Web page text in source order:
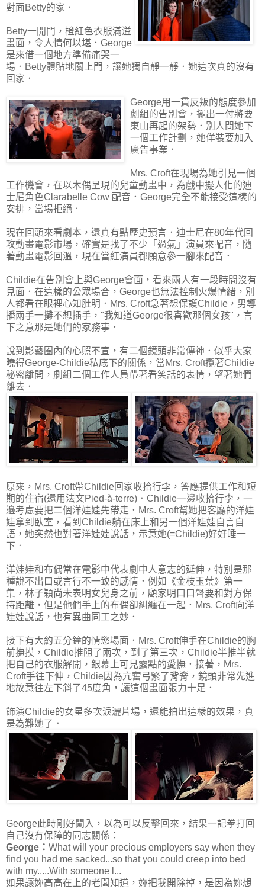
對面Betty的家．
Betty一開門，橙紅色衣服滿溢
畫面，令人情何以堪．George
是來借一個地方準備痛哭一
場．Betty體貼地關上門，讓她獨自靜一靜．她這次真的沒有
回家．
George用一貫反叛的態度參加
劇組的告別會，擺出一付將要
東山再起的架勢．別人問她下
一個工作計劃，她佯裝要加入
廣告事業．
Mrs. Croft在現場為她引見一個
工作機會，在以木偶呈現的兒童動畫中，為戲中擬人化的迪
士尼角色Clarabelle Cow 配音．George完全不能接受這樣的
安排，當場拒絕．
現在回頭來看劇本，還真有點歷史預言．迪士尼在80年代回
攻動畫電影市場，確實是找了不少「過氣」演員來配音，隨
著動畫電影回溫，現在當紅演員都願意參一腳來配音．
Childie在告別會上與George會面，看來兩人有一段時間沒有
見面．在這樣的公眾場合，George也無法控制火爆情緒，別
人都看在眼裡心知肚明．Mrs. Croft急著想保護Childie，男導
播兩手一攤不想插手，"我知道George很喜歡那個女孩"，言
下之意那是她們的家務事．
說到影藝圈內的心照不宣，有二個鏡頭非常傳神．似乎大家
曉得George-Childie私底下的關係，當Mrs. Croft攬著Childie
秘密離開，劇組二個工作人員帶著看笑話的表情，望著她們
離去．
原來，Mrs. Croft帶Childie回家收拾行李，答應提供工作和短
期的住宿(還用法文Pied-à-terre)．Childie一邊收拾行李，一
邊考慮要把二個洋娃娃先帶走．Mrs. Croft幫她把客廳的洋娃
娃拿到臥室，看到Childie躺在床上和另一個洋娃娃自言自
語，她突然也對著洋娃娃說話，示意她(=Childie)好好睡一
下．
洋娃娃和布偶常在電影中代表劇中人意志的延伸，特別是那
種說不出口或言行不一致的感情．例如《金枝玉葉》第一
集，林子穎尚未表明女兒身之前，顧家明口口聲要和對方保
持距離，但是他們手上的布偶卻糾纏在一起．Mrs. Croft向洋
娃娃說話，也有異曲同工之妙．
接下有大約五分鐘的情慾場面．Mrs. Croft伸手在Childie的胸
前撫摸，Childie推阻了兩次，到了第三次，Childie半推半就
把自己的衣服解開，銀幕上可見露點的愛撫．接著，Mrs.
Croft手往下伸，Childie因為亢奮弓緊了背脊，鏡頭非常先進
地故意往左下斜了45度角，讓這個畫面張力十足．
飾演Childie的女星多次淚灑片場，還能拍出這樣的效果，真
是為難她了．
George此時剛好闖入，以為可以反擊回來，結果一記拳打回
自己沒有保障的同志關係：
George： What will your precious employers say when they
find you had me sacked...so that you could creep into bed
with my.....With someone l...
如果讓妳高高在上的老闆知道，妳把我開除掉，是因為妳想